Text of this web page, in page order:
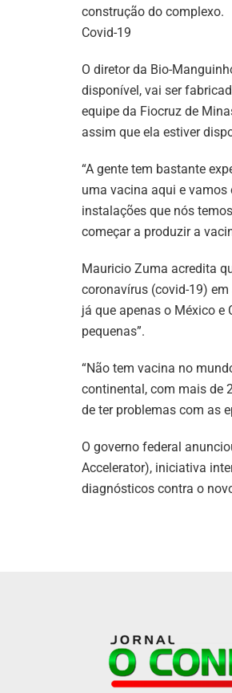
construção do complexo.
Covid-19
O diretor da Bio-
disponível, vai ser
equipe da Fiocruz de
assim que ela estiver
“A gente tem bastante
uma vacina aqui e vamos
instalações que nós
começar a produzir a
Mauricio Zuma acredita
coronavírus (covid-19)
já que apenas o México
pequenas”.
“Não tem vacina no
continental, com mais de
de ter problemas com as
O governo federal
Accelerator), iniciativa
diagnósticos contra o